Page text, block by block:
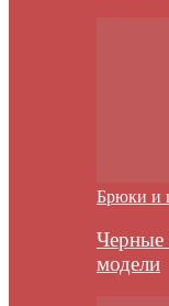
Брюки и
Черные
модели